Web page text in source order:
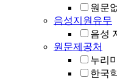
원문
음성지원유무
음성
원문제공처
누리
한국